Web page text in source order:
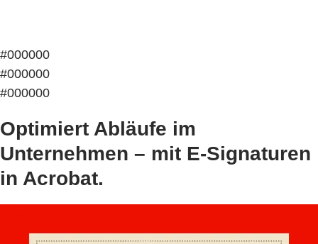
#000000
#000000
#000000
Optimiert Abläufe im
Unternehmen – mit E-Signaturen
in Acrobat.